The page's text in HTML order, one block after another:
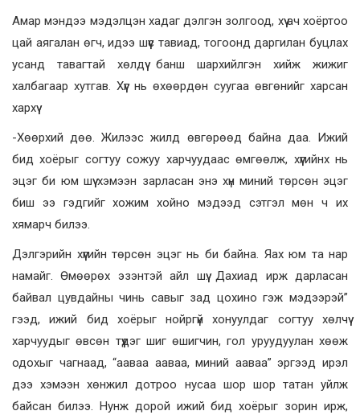
Амар мэндээ мэдэлцэн хадаг дэлгэн золгоод, хүү ач хоёртоо
цай аягалан өгч, идээ шүүс тавиад, тогоонд даргилан буцлах
усанд тавагтай хөлдүү банш шархийлгэн хийж жижиг
халбагаар хутгав. Хүүг нь өхөөрдөн суугаа өвгөнийг харсан
хархүү
-Хөөрхий дөө. Жилээс жилд өвгөрөөд байна даа. Ижий
бид хоёрыг согтуу сожуу харчуудаас өмгөөлж, хүүгийнх нь
эцэг би юм шүү хэмээн зарласан энэ хүн миний төрсөн эцэг
биш ээ гэдгийг хожим хойно мэдээд сэтгэл мөн ч их
хямарч билээ.
Дэлгэрийн хүүгийн төрсөн эцэг нь би байна. Яах юм та нар
намайг. Өмөөрөх эзэнтэй айл шүү. Дахиад ирж дарласан
байвал цувдайны чинь савыг зад цохино гэж мэдээрэй”
гээд, ижий бид хоёрыг нойргүй хонуулдаг согтуу хөлчүү
харчуудыг өвсөн түүдэг шиг өшигчин, гол уруудуулан хөөж
одохыг чагнаад, “ааваа ааваа, миний ааваа” эргээд ирэл
дээ хэмээн хөнжил дотроо нусаа шор шор татан уйлж
байсан билээ. Нунж дорой ижий бид хоёрыг зорин ирж,